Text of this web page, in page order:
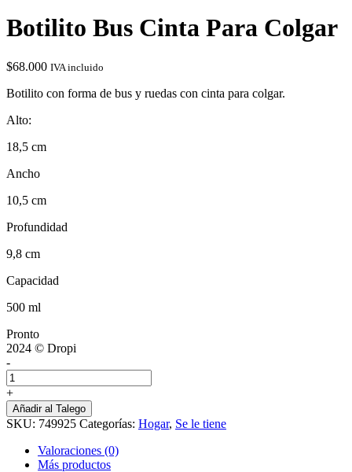
Botilito Bus Cinta Para Colgar
$68.000 IVA incluido
Botilito con forma de bus y ruedas con cinta para colgar.
Alto:
18,5 cm
Ancho
10,5 cm
Profundidad
9,8 cm
Capacidad
500 ml
Pronto
2024 © Dropi
-
Botilito
Bus
Cinta
Para
Colgar
cantidad
+
Añadir al Talego
SKU: 749925 Categorías: Hogar, Se le tiene
Valoraciones (0)
Más productos